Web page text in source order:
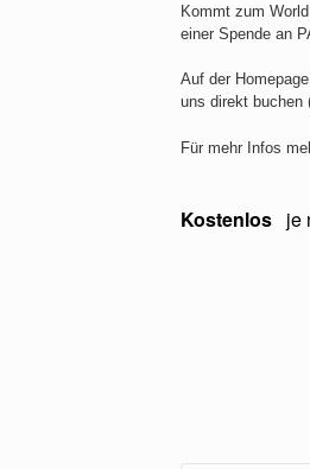
Kommt zum
einer Spende an
Auf der
uns direkt buchen
Für mehr Infos
Kostenlos je